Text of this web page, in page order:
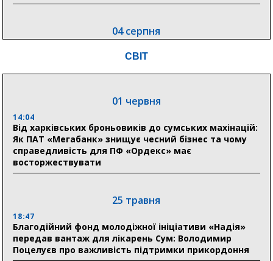
04 серпня
Пенсійний фонд Сумщини спрямував 0,2 млрд грн
18:54
Романько розширює програму відпочинку дітей із
прифронтової Сумщини: перша група оздоровилася
в Австрії
Ніколаєнко: у Сумах погодили 115 компенсацій на
відновлення житла майже на 6,6 млн грн
31 липня
СВІТ
01 червня
14:04
Від харківських броньовиків до сумських махінацій:
Як ПАТ «Мегабанк» знищує чесний бізнес та чому
справедливість для ПФ «Ордекс» має
восторжествувати
25 травня
18:47
Благодійний фонд молодіжної ініціативи «Надія»
передав вантаж для лікарень Сум: Володимир
Поцелуєв про важливість підтримки прикордоння